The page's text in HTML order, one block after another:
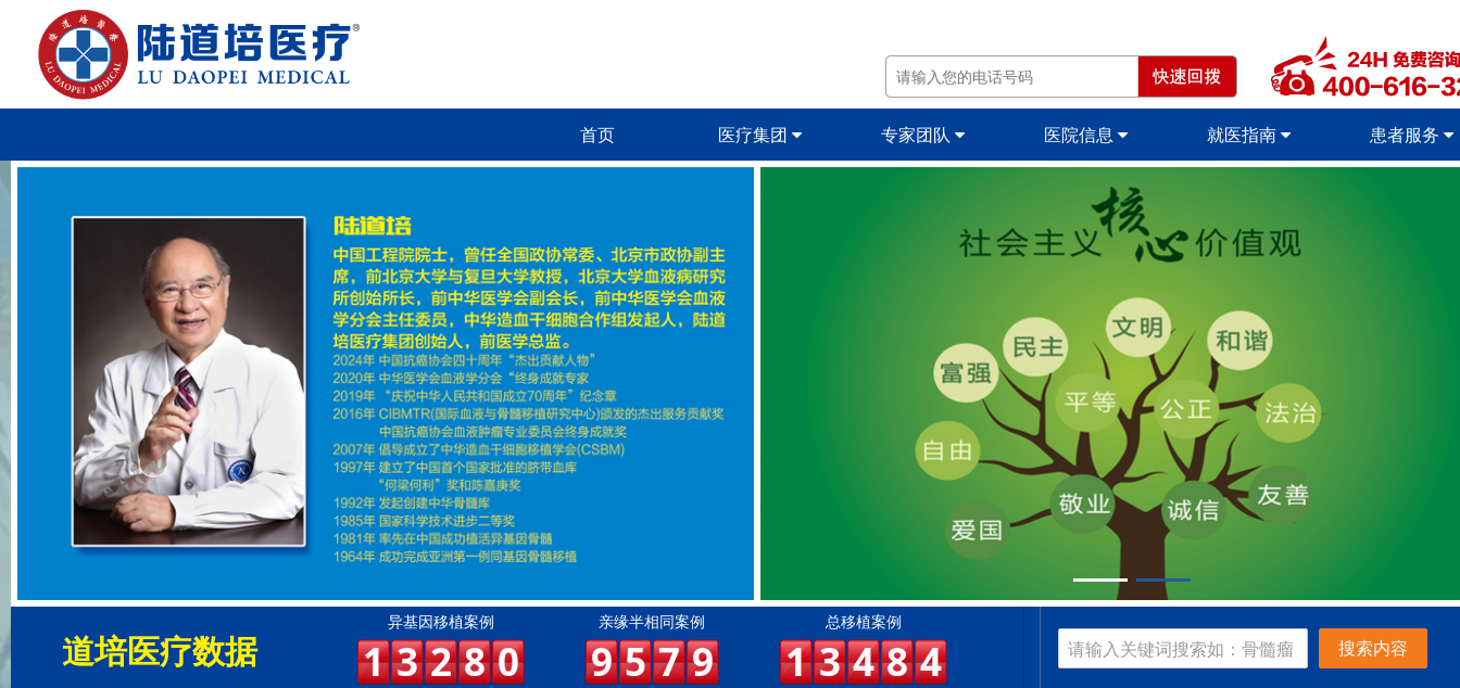
首页 医疗集团 专家团队 医院信息 就医指南 患者服务
道培医疗数据
异基因移植案例
1 3 2 8 0
亲缘半相同案例
9 5 7 9
总移植案例
1 3 4 8 4 搜索内容